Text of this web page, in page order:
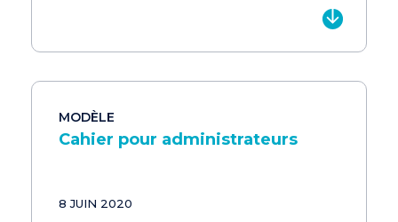
MODÈLE
Cahier pour administrateurs
8 JUIN 2020